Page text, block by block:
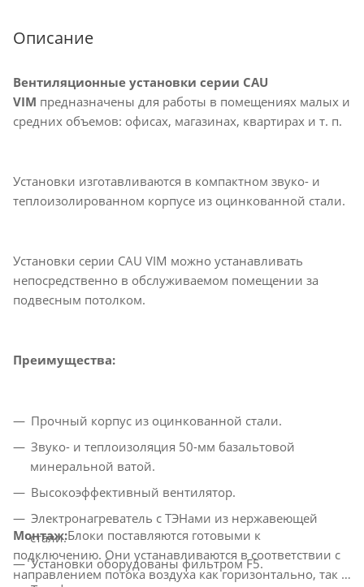
Описание
Вентиляционные установки серии CAU
VIM предназначены для работы в помещениях малых и
средних объемов: офисах, магазинах, квартирах и т. п.
Установки изготавливаются в компактном звуко- и
теплоизолированном корпусе из оцинкованной стали.
Установки серии CAU VIM можно устанавливать
непосредственно в обслуживаемом помещении за
подвесным потолком.
Преимущества:
Прочный корпус из оцинкованной стали.
Звуко- и теплоизоляция 50-мм базальтовой
минеральной ватой.
Высокоэффективный вентилятор.
Электронагреватель с ТЭНами из нержавеющей
стали.
Установки оборудованы фильтром F5.
Монтаж:Блоки поставляются готовыми к
подключению. Они устанавливаются в соответствии с
направлением потока воздуха как горизонтально, так и